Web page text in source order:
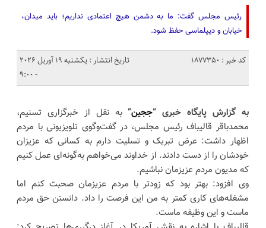
رئیس مجلس گفت: ما به دشمن هیچ اعتمادی نداریم؛ باید میدان،
خیابان و دیپلماسی حفظ شود.
کد خبر : 1877350
تاریخ انتشار : یکشنبه 19 آوریل 2026
- 9:00
به گزارش پایگاه خبری “ججین”به نقل از خبرگزاری تسنیم،
محمدباقر قالیباف رئیس مجلس، در گفت‌وگوی تلویزیونی با مردم
اظهار داشت: عرض تبریک و تسلیت دارم به کسانی که عزیزان
خودشان را از دست دادند. از خداوند می‌خواهم به‌گونه‌ای عمل کنیم
که مدیون مردم عزیزمان نباشیم.
وی افزود: بهتر بود که زودتر با مردم عزیزمان صحبت کنم اما
مشغله‌های کاری کمتر به من این فرصت را داد. دانستن حق مردم
ماست و این وظیفه ماست.